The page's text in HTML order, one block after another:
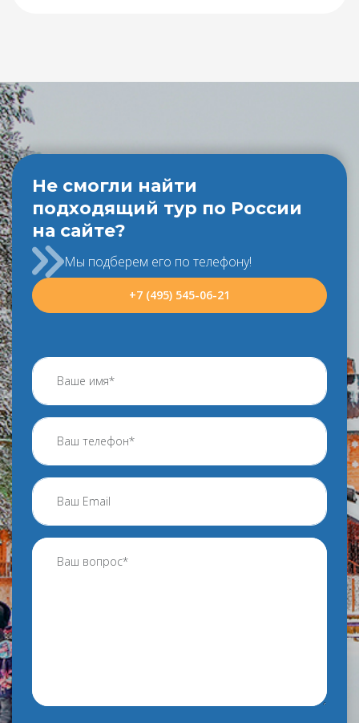
Не смогли найти
подходящий тур по России
на сайте?
Мы подберем его по телефону!
+7 (495) 545-06-21